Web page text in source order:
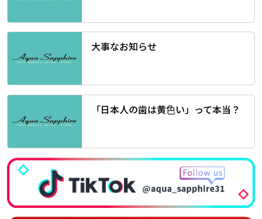
大事なお知らせ
「日本人の歯は黄色い」って本当？